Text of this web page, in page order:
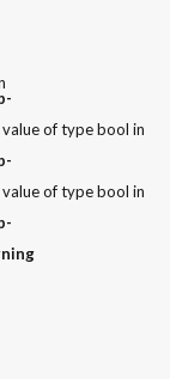
of type bool in
of type bool in